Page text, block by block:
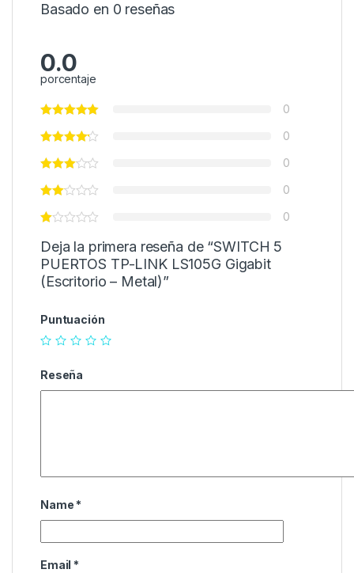
Basado en 0 reseñas
0.0
porcentaje
0
0
0
0
0
Deja la primera reseña de “SWITCH 5
PUERTOS TP-LINK LS105G Gigabit
(Escritorio – Metal)”
Puntuación
Reseña
Name *
Email *